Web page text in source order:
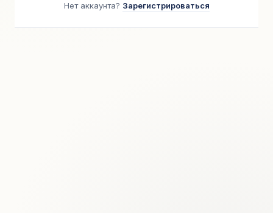
Нет аккаунта? Зарегистрироваться